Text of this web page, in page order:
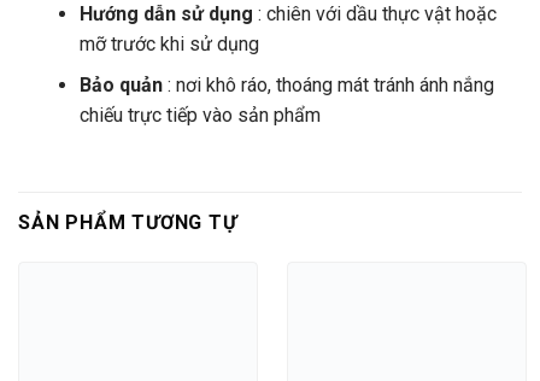
Hướng dẫn sử dụng : chiên với dầu thực vật hoặc
mỡ trước khi sử dụng
Bảo quản: nơi khô ráo, thoáng mát tránh ánh nắng
chiếu trực tiếp vào sản phẩm
SẢN PHẨM TƯƠNG TỰ